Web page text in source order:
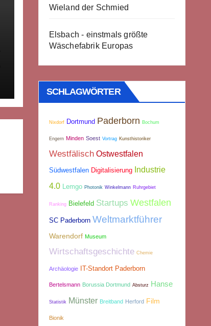
Wieland der Schmied
Elsbach - einstmals größte
Wäschefabrik Europas
SCHLAGWÖRTER
Nixdorf Dortmund Paderborn Bochum
Engern Minden Soest Vortrag Kunsthistoriker
Westfälisch Ostwestfalen
Südwestfalen Digitalisierung Industrie
4.0 Lemgo Photonik Winkelmann Ruhrgebiet
Ranking Bielefeld Startups Westfalen
SC Paderborn Weltmarktführer
Warendorf Museum
Wirtschaftsgeschichte Chemie
Archäologie IT-Standort Paderborn
Bertelsmann Borussia Dortmund Absturz Hanse
Statistik Münster Breitband Herford Film
Bionik